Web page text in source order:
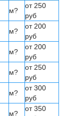
м?
от 250
руб
м?
от 200
руб
м?
от 200
руб
м?
от 250
руб
м?
от 300
руб
м?
от 350